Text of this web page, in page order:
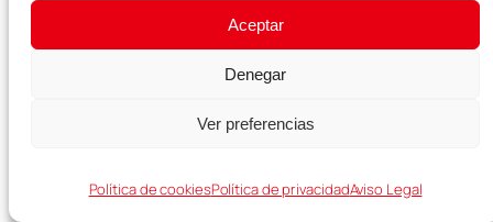
Aceptar
Denegar
Ver preferencias
Política de cookiesPolítica de privacidadAviso Legal
Reserva tours, entradas y actividades para